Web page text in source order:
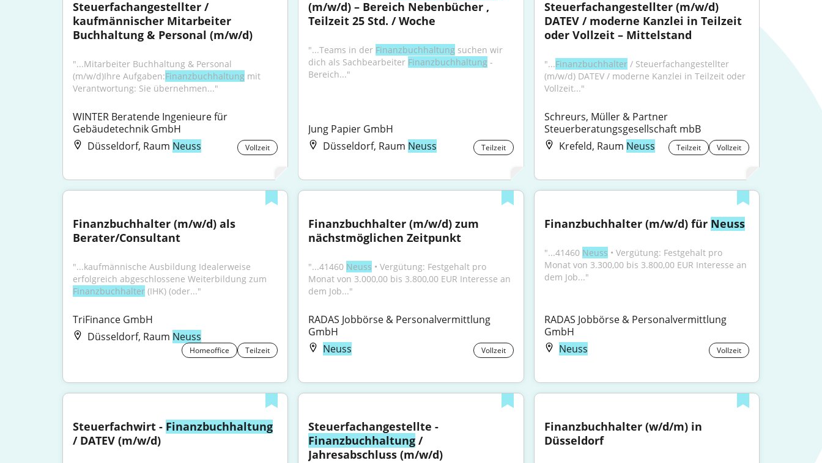
Steuerfachangestellter /
kaufmännischer Mitarbeiter
Buchhaltung & Personal (m/w/d)
"...Mitarbeiter Buchhaltung & Personal
(m/w/d)Ihre Aufgaben:Finanzbuchhaltung mit
Verantwortung: Sie übernehmen..."
WINTER Beratende Ingenieure für
Gebäudetechnik GmbH
Düsseldorf, Raum Neuss Vollzeit
(m/w/d) – Bereich Nebenbücher ,
Teilzeit 25 Std. / Woche
"...Teams in der Finanzbuchhaltung suchen wir
dich als Sachbearbeiter Finanzbuchhaltung -
Bereich..."
Jung Papier GmbH
Düsseldorf, Raum Neuss Teilzeit
Steuerfachangestellter (m/w/d)
DATEV / moderne Kanzlei in Teilzeit
oder Vollzeit – Mittelstand
"...Finanzbuchhalter / Steuerfachangestellter
(m/w/d) DATEV / moderne Kanzlei in Teilzeit oder
Vollzeit..."
Schreurs, Müller & Partner
Steuerberatungsgesellschaft mbB
Krefeld, Raum Neuss Teilzeit Vollzeit
Finanzbuchhalter (m/w/d) als
Berater/Consultant
"...kaufmännische Ausbildung Idealerweise
Finanzbuchhalter (IHK) (oder..."
TriFinance GmbH
Düsseldorf, Raum Neuss
Homeoffice Teilzeit
Finanzbuchhalter (m/w/d) zum
nächstmöglichen Zeitpunkt
"...41460 Neuss • Vergütung: Festgehalt pro
Monat von 3.000,00 bis 3.800,00 EUR Interesse an
dem Job..."
RADAS Jobbörse & Personalvermittlung
GmbH
Neuss
Vollzeit
Finanzbuchhalter (m/w/d) für Neuss
"...41460 Neuss • Vergütung: Festgehalt pro
Monat von 3.300,00 bis 3.800,00 EUR Interesse an
dem Job..."
RADAS Jobbörse & Personalvermittlung
GmbH
Neuss
Vollzeit
Steuerfachwirt - Finanzbuchhaltung
/ DATEV (m/w/d)
Finanzbuchhaltung /
Jahresabschluss (m/w/d)
Finanzbuchhalter (w/d/m) in
Düsseldorf